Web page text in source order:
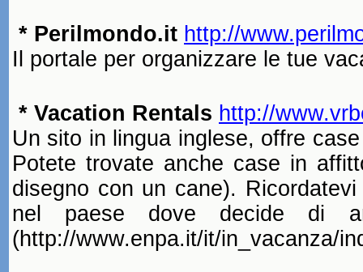
* Perilmondo.it http://
Il portale per organizzare le tue
* Vacation Rentals http://
Un sito in lingua inglese, offre
Potete trovate anche case in
disegno con un cane).
nel paese dove decide di
(http://www.enpa.it/it/in_vacanza/